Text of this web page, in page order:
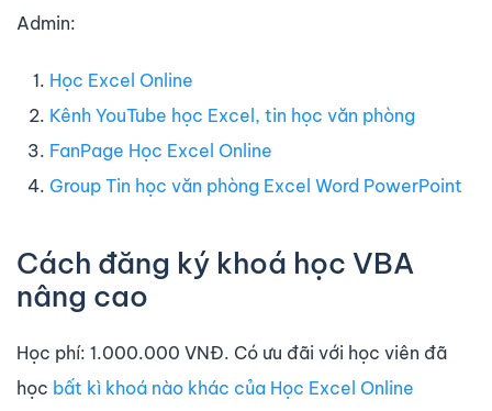
Admin:
Học Excel Online
Kênh YouTube học Excel, tin học văn phòng
FanPage Học Excel Online
Group Tin học văn phòng Excel Word PowerPoint
Cách đăng ký khoá học VBA
nâng cao
Học phí: 1.000.000 VNĐ. Có ưu đãi với học viên đã
học bất kì khoá nào khác của Học Excel Online